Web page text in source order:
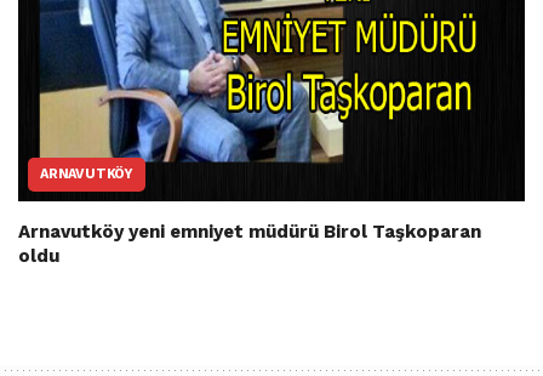
ARNAVUTKÖY
Arnavutköy yeni emniyet müdürü Birol Taşkoparan
oldu